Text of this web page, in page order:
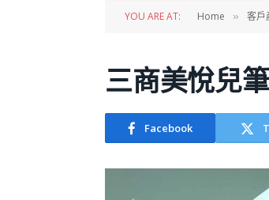
YOU ARE AT: Home » 客戶
三商美悅兒
Facebook